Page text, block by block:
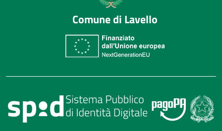
Comune di Lavello